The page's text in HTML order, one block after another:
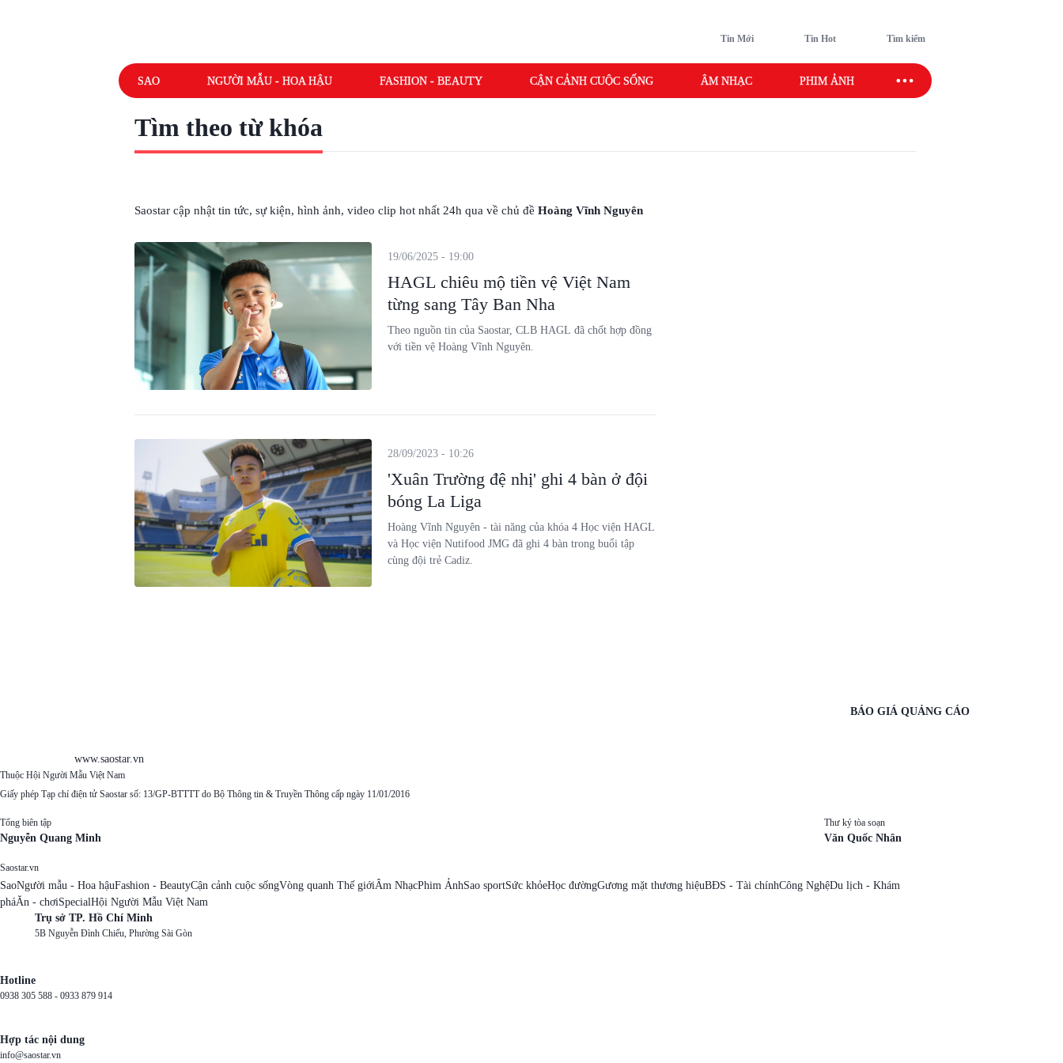
Tin Mới Tin Hot Tìm kiếm
SAO NGƯỜI MẪU - HOA HẬU FASHION - BEAUTY CẬN CẢNH CUỘC SỐNG ÂM NHẠC PHIM ẢNH SAO SPORT
Tìm theo từ khóa
Saostar cập nhật tin tức, sự kiện, hình ảnh, video clip hot nhất 24h qua về chủ đề Hoàng Vĩnh Nguyên
HAGL chiêu mộ tiền vệ Việt Nam
từng sang Tây Ban Nha
19/06/2025 - 19:00
Theo nguồn tin của Saostar, CLB HAGL đã chốt hợp đồng
với tiền vệ Hoàng Vĩnh Nguyên.
'Xuân Trường đệ nhị' ghi 4 bàn ở đội
bóng La Liga
28/09/2023 - 10:26
Hoàng Vĩnh Nguyên - tài năng của khóa 4 Học viện HAGL
và Học viện Nutifood JMG đã ghi 4 bàn trong buổi tập
cùng đội trẻ Cadiz.
www.saostar.vn
BÁO GIÁ QUẢNG CÁO
Thuộc Hội Người Mẫu Việt Nam
Giấy phép Tạp chí điện tử Saostar số: 13/GP-BTTTT do Bộ Thông tin & Truyền Thông cấp ngày 11/01/2016
Tổng biên tập
Nguyễn Quang Minh
Thư ký tòa soạn
Văn Quốc Nhân
Saostar.vn
SaoNgười mẫu - Hoa hậuFashion - BeautyCận cảnh cuộc sốngVòng quanh Thế giớiÂm NhạcPhim ẢnhSao sportSức khỏeHọc đườngGương mặt thương hiệuBĐS - Tài chínhCông NghệDu lịch - Khám
pháĂn - chơiSpecialHội Người Mẫu Việt Nam
Trụ sở TP. Hồ Chí Minh
5B Nguyễn Đình Chiểu, Phường Sài Gòn
Hotline
0938 305 588 - 0933 879 914
Hợp tác nội dung
info@saostar.vn